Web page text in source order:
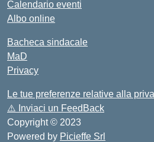
Calendario eventi
Albo online
Bacheca sindacale
MaD
Privacy
Le tue preferenze relative alla
⚠️ Inviaci un FeedBack
Copyright © 2023
Powered by Picieffe Srl